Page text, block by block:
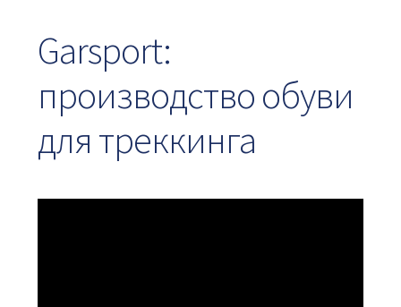
Garsport:
производство обуви
для треккинга